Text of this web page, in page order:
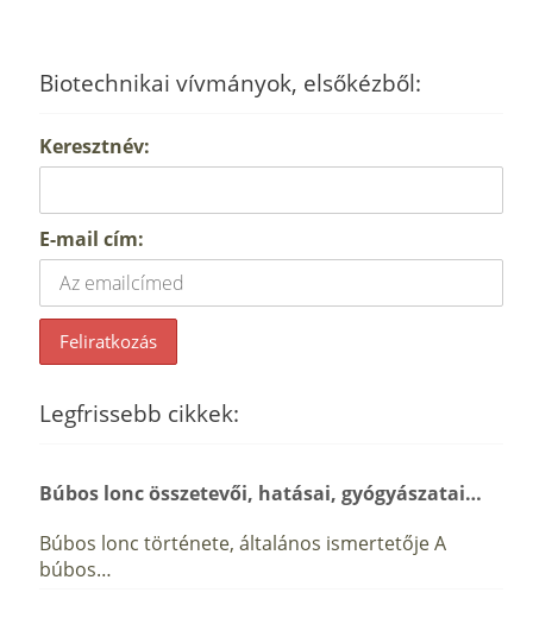
Biotechnikai vívmányok, elsőkézből:
Keresztnév:
E-mail cím:
Legfrissebb cikkek:
Búbos lonc összetevői, hatásai, gyógyászatai…
Búbos lonc története, általános ismertetője A
búbos…